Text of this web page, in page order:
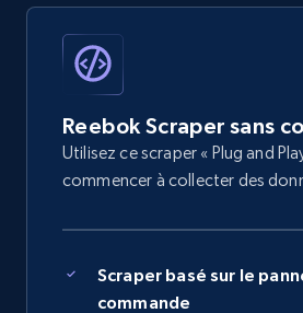
Reebok Scraper sans
Utilisez ce scraper « Plug and
commencer à collecter des
Scraper basé sur le
commande